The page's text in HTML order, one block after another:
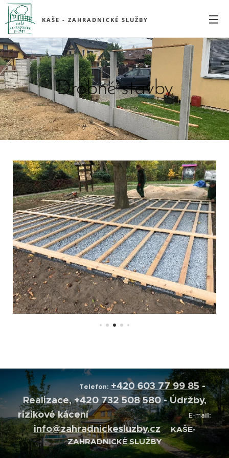
KAŠE - ZAHRADNICKÉ SLUŽBY
Drobné stavby
Telefon: +420603 77 99 85-
Realizace,+420 732 508 580- Údržby,
rizikové kácení
E-mail:
info@zahradnickesluzby.cz
KAŠE-
ZAHRADNICKÉ SLUŽBY